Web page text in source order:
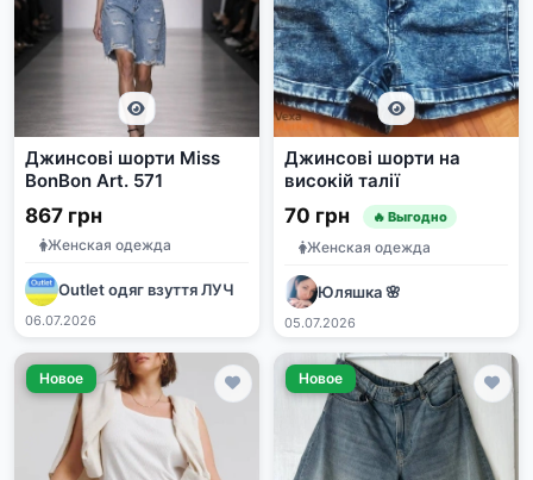
Джинсові шорти Miss
BonBon Art. 571
867 грн
Женская одежда
Outlet одяг взуття ЛУЧ
06.07.2026
Джинсові шорти на
високій талії
70 грн 🔥 Выгодно
Женская одежда
Юляшка 🌸
05.07.2026
Новое Новое